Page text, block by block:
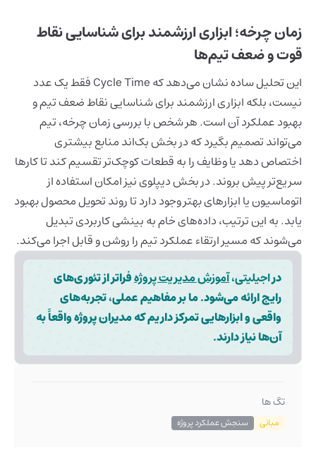
زمان چرخه؛ ابزاری ارزشمند برای شناسایی نقاط
قوت و ضعف تیم‌ها
این تحلیل ساده نشان می‌دهد که Cycle Time فقط یک عدد
نیست، بلکه ابزاری ارزشمند برای شناسایی نقاط ضعف تیم و
بهبود عملکرد آن است. هر شخص با بررسی زمان چرخه، تیم
می‌تواند تصمیم بگیرد که در بخش بک‌اند منابع بیشتری
اختصاص دهد یا وظایف را به قطعات کوچک‌تر تقسیم کند تا کارها
سریع‌تر پیش بروند. در بخش دیپلوی نیز امکان استفاده از
اتوماسیون یا ابزارهای بهتر وجود دارد تا روند تحویل محصول بهبود
یابد. به این ترتیب، داده‌های خام به بینشی کاربردی تبدیل
می‌شوند که مسیر ارتقاء عملکرد تیم را روشن و قابل اجرا می‌کند.
دراجیلیتی،آموزش مدیریت پروژهفراتر از تئوری‌های
رایج ارائه می‌شود. ما بر مفاهیم عملی، تجربه‌های
واقعی و ابزارهایی تمرکز داریم که مدیران پروژه واقعاً به
آن‌ها نیاز دارند.
تگ ها
مبانی سنجش عملکرد پروژه